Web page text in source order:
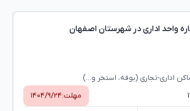
واحد اداری در شهرستان اصفهان
اداری-تجاری (بوفه، استخر و...)
مهلت:۱۴۰۴/۹/۲۴